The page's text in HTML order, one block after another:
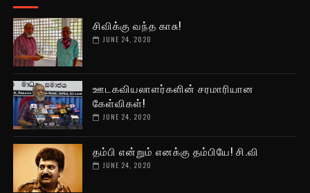
சிவிக்கு வந்த காசு!
JUNE 24, 2020
ஊடகவியலாளர்களின் சரமாரியான
கேள்விகள்!
JUNE 24, 2020
தம்பி என்றும் எனக்கு தம்பியே! சி.வி
JUNE 24, 2020